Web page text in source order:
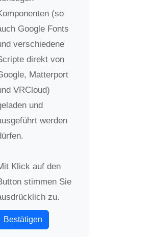
(so
Google Fonts
verschiedene
direkt von
Matterport
VRCloud)
und
werden
Klick auf den
stimmen Sie
zu.
Bestätigen